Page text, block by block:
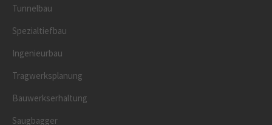
Tunnelbau
Spezialtiefbau
Ingenieurbau
Tragwerksplanung
Bauwerkserhaltung
Saugbagger